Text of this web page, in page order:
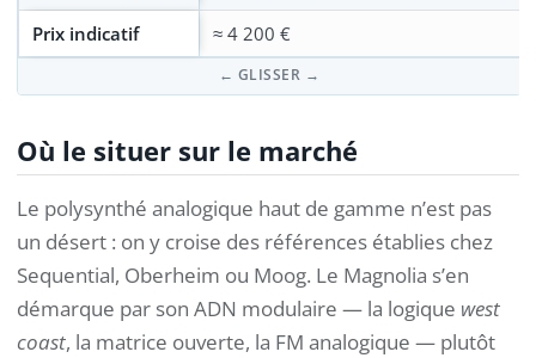
Prix indicatif
≈ 4 200 €
Où le situer sur le marché
Le polysynthé analogique haut de gamme n’est pas
un désert : on y croise des références établies chez
Sequential, Oberheim ou Moog. Le Magnolia s’en
démarque par son ADN modulaire — la logique west
coast, la matrice ouverte, la FM analogique — plutôt